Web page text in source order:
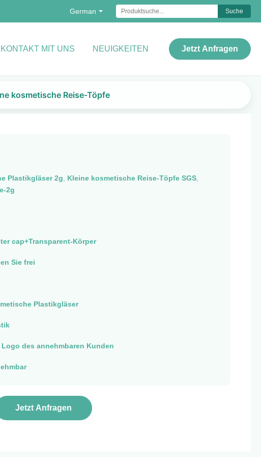
German Suche
KONTAKT MIT UNS NEUIGKEITEN Jetzt Anfragen
kosmetische Reise-Töpfe
Plastikgläser 2g Kleine kosmetische Reise-Töpfe SGS,
2g
cap+Transparent-Körper
Sie frei
Plastikgläser
Logo des annehmbaren Kunden
Jetzt Anfragen